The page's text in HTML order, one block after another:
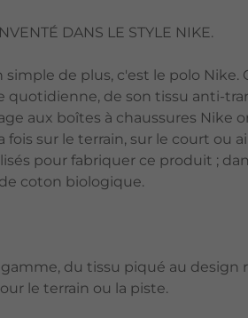
DANS LE STYLE NIKE.
simple de plus, c'est le polo
quotidienne, de son tissu anti-
aux boîtes à chaussures Nike
fois sur le terrain, sur le court ou
pour fabriquer ce produit ;
coton biologique.
du tissu piqué au
le terrain ou la piste.